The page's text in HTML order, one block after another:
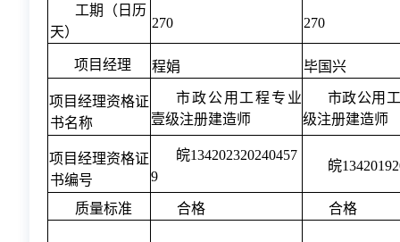
工期（日历
天）
270 270
项目经理 程娟 毕国兴
项目经理资格证
书名称
市政公用工程专业
壹级注册建造师
市政公用
级注册建造师
项目经理资格证
书编号
皖134202320240457
9
皖
质量标准 合格 合格